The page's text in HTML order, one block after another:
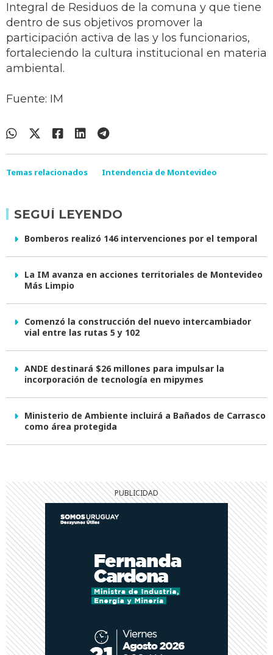
Integral de Residuos de la comuna y que tiene
dentro de sus objetivos promover la
participación activa de las y los funcionarios,
fortaleciendo la cultura institucional en materia
ambiental.
Fuente: IM
Temas relacionados Intendencia de Montevideo
SEGUÍ LEYENDO
Bomberos realizó 146 intervenciones por el temporal
La IM avanza en acciones territoriales de Montevideo
Más Limpio
Comenzó la construcción del nuevo intercambiador
vial entre las rutas 5 y 102
ANDE destinará $26 millones para impulsar la
incorporación de tecnología en mipymes
Ministerio de Ambiente incluirá a Bañados de Carrasco
como área protegida